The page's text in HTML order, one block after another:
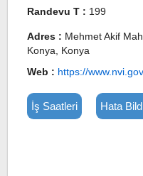
Randevu T : 199
Adres : Mehmet Akif
Konya, Konya
Web : https://
İş Saatleri Hata